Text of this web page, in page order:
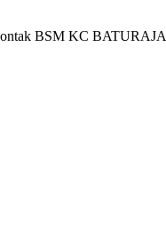
BSM KC BATURAJA